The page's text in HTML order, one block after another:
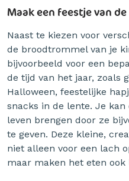
Maak een feestje van
Naast te kiezen voor
de broodtrommel van je
bijvoorbeeld voor een
de tijd van het jaar, zoals
Halloween, feestelijke
snacks in de lente. Je
leven brengen door ze
te geven. Deze kleine,
niet alleen voor een lach
maar maken het eten